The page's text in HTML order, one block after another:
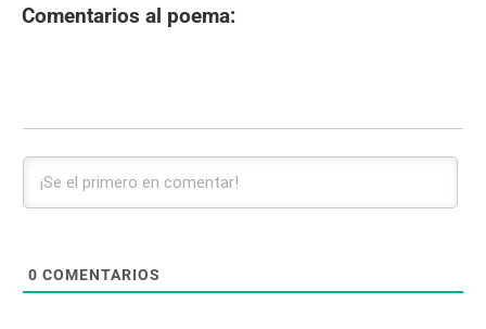
Comentarios al poema:
0 COMENTARIOS